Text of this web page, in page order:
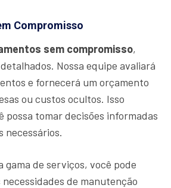
Compromisso
sem compromisso,
Nossa equipe avaliará
e fornecerá um orçamento
ou custos ocultos. Isso
possa tomar decisões informadas
necessários.
gama de serviços, você pode
de manutenção